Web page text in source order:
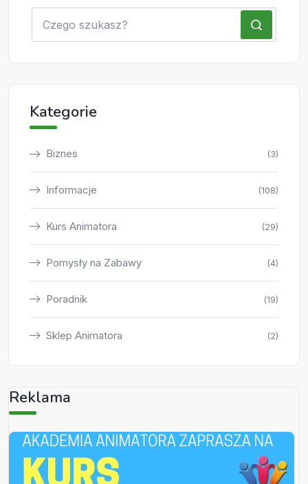
Kategorie
Biznes (3)
Informacje (108)
Kurs Animatora (29)
Pomysły na Zabawy (4)
Poradnik (19)
Sklep Animatora (2)
Reklama